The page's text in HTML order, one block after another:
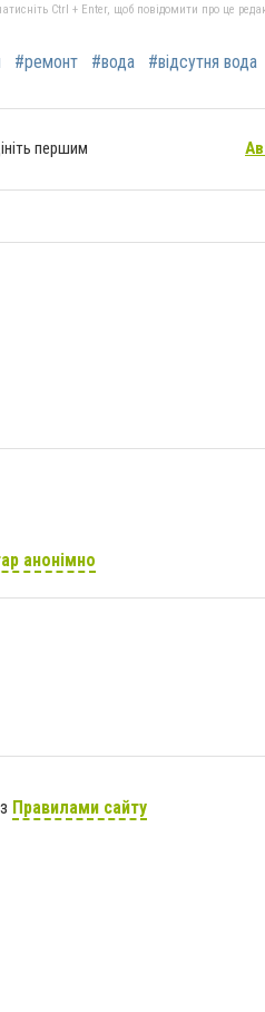
Ctrl + Enter, щоб повідомити про це
#ремонт #вода #відсутня вода
першим
анонімно
Правилами сайту